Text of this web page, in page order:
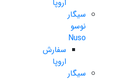
اروپا
سیگار
نوسو
Nuso
سفارش
اروپا
سیگار